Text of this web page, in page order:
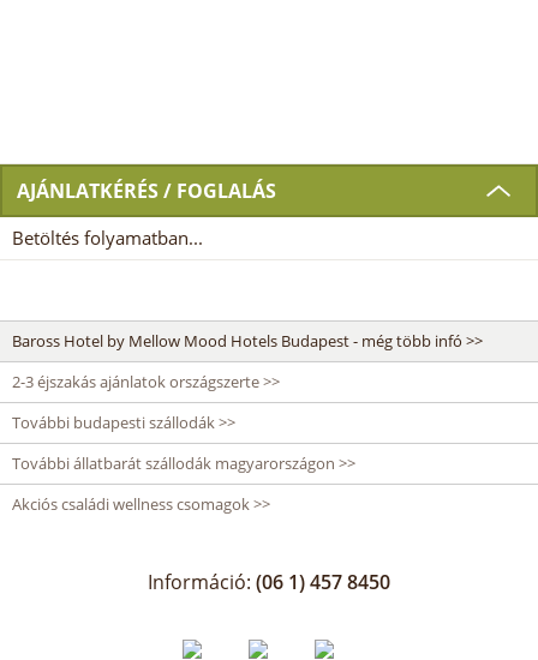
AJÁNLATKÉRÉS / FOGLALÁS
Betöltés folyamatban...
Baross Hotel by Mellow Mood Hotels Budapest - még több infó >>
2-3 éjszakás ajánlatok országszerte >>
További budapesti szállodák >>
További állatbarát szállodák magyarországon >>
Akciós családi wellness csomagok >>
Információ: (06 1) 457 8450